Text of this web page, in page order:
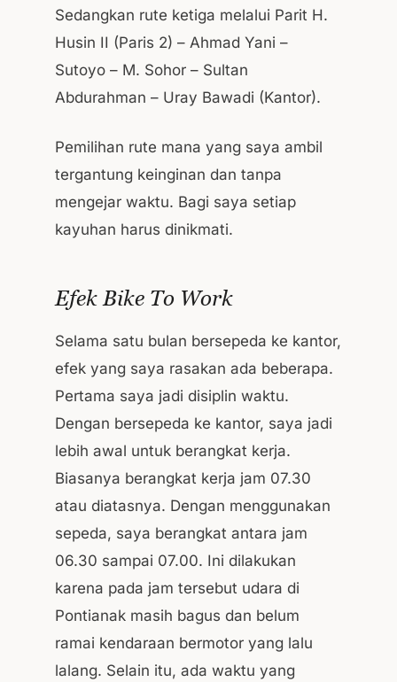
Sedangkan rute ketiga melalui Parit H.
Husin II (Paris 2) – Ahmad Yani –
Sutoyo – M. Sohor – Sultan
Abdurahman – Uray Bawadi (Kantor).
Pemilihan rute mana yang saya ambil
tergantung keinginan dan tanpa
mengejar waktu. Bagi saya setiap
kayuhan harus dinikmati.
Efek Bike To Work
Selama satu bulan bersepeda ke kantor,
efek yang saya rasakan ada beberapa.
Pertama saya jadi disiplin waktu.
Dengan bersepeda ke kantor, saya jadi
lebih awal untuk berangkat kerja.
Biasanya berangkat kerja jam 07.30
atau diatasnya. Dengan menggunakan
sepeda, saya berangkat antara jam
06.30 sampai 07.00. Ini dilakukan
karena pada jam tersebut udara di
Pontianak masih bagus dan belum
ramai kendaraan bermotor yang lalu
lalang. Selain itu, ada waktu yang